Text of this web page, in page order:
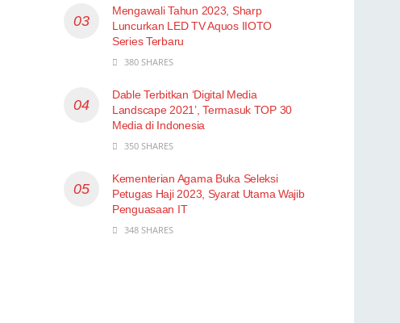
Mengawali Tahun 2023, Sharp
Luncurkan LED TV Aquos IIOTO
Series Terbaru
380 SHARES
Dable Terbitkan ‘Digital Media
Landscape 2021’, Termasuk TOP 30
Media di Indonesia
350 SHARES
Kementerian Agama Buka Seleksi
Petugas Haji 2023, Syarat Utama Wajib
Penguasaan IT
348 SHARES